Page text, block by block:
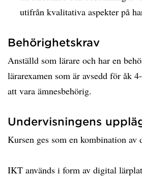
utifrån kvalitativa aspekter på
Behörighetskrav
Anställd som lärare och har en
lärarexamen som är avsedd för åk
att vara ämnesbehörig.
Undervisningens
Kursen ges som en kombination av
IKT används i form av digital